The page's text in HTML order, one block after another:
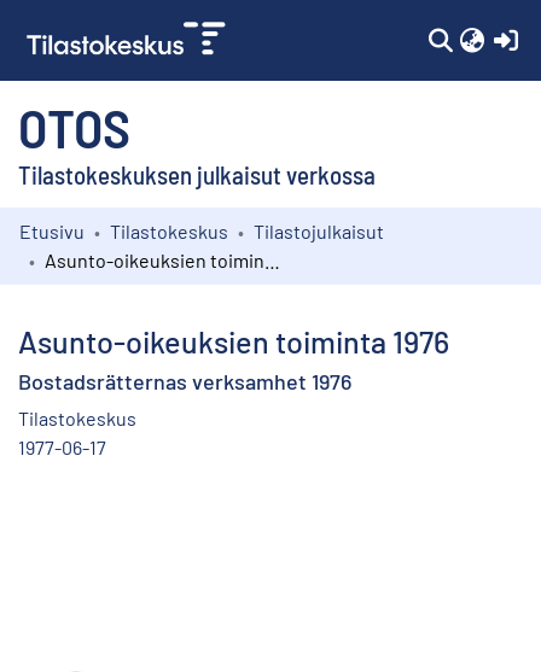
OTOS
Tilastokeskuksen julkaisut verkossa
Kokoelmat
Etusivu Tilastokeskus
Tilastojulkaisut
Asunto-oikeuksien toiminta 1976
Bostadsrätternas verksamhet 1976
Tilastokeskus
1977-06-17